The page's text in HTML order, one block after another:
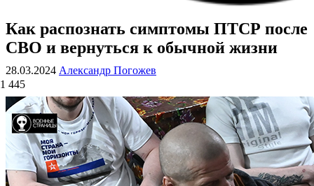
ВОЕННЫЕ СТРАНИЦЫ
СТАТЬИ ВОЕННОЙ ТЕМАТИКИ
Как распознать симптомы ПТСР после
СВО и вернуться к обычной жизни
28.03.2024 Александр Погожев
1 445